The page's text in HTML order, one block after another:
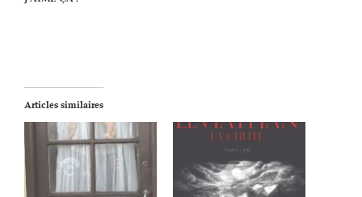
Articles similaires